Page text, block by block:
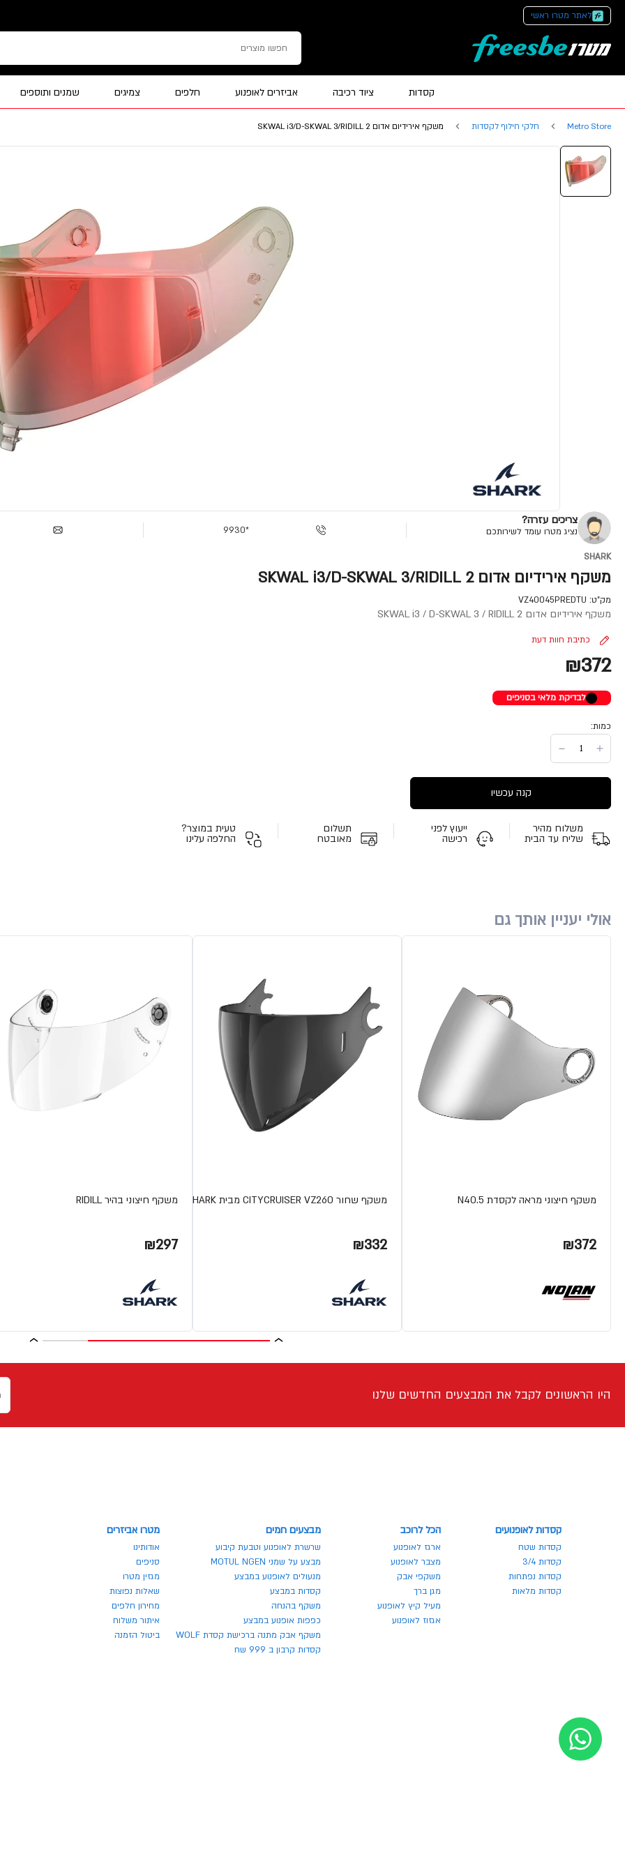
לאתר מטרו ראשי
קסדות ציוד רכיבה אביזרים לאופנוע חלפים צמיגים שמנים ותוספים
Metro Store חלקי חילוף לקסדות משקף אירידיום אדום SKWAL i3/D-SKWAL 3/RIDILL 2
צריכים עזרה?
נציג מטרו עומד לשירותכם *9930
SHARK
משקף אירידיום אדום SKWAL i3/D-SKWAL 3/RIDILL 2
מק"ט: VZ40045PREDTU
משקף אירידיום אדום SKWAL i3 / D-SKWAL 3 / RIDILL 2
כתיבת חוות דעת
₪372
לבדיקת מלאי בסניפים
כמות:
קנה עכשיו
משלוח מהיר
שליח עד הבית
ייעוץ לפני
רכישה
תשלום
מאובטח
טעית במוצר?
החלפה עלינו
אולי יעניין אותך גם
משקף חיצוני מראה לקסדת N40.5
₪372
משקף שחור CITYCRUISER VZ260 מבית SHARK
₪332
משקף חיצוני בהיר RIDILL
₪297
היו הראשונים לקבל את המבצעים החדשים שלנו
קסדות לאופנועים
קסדות שטח
קסדות 3/4
קסדות נפתחות
קסדות מלאות
הכל לרוכב
ארגז לאופנוע
מצבר לאופנוע
משקפי אבק
מגן ברך
מעיל קיץ לאופנוע
אגזוז לאופנוע
מבצעים חמים
שרשרת לאופנוע וטבעת קיבוע
מבצע על שמני MOTUL NGEN
מנעולים לאופנוע במבצע
קסדות במבצע
משקף בהנחה
כפפות אופנוע במבצע
משקף אבק מתנה ברכישת קסדת WOLF
קסדות קרבון ב 999 שח
מטרו אביזרים
אודותינו
סניפים
מגזין מטרו
שאלות נפוצות
מחירון חלפים
איתור משלוח
ביטול הזמנה